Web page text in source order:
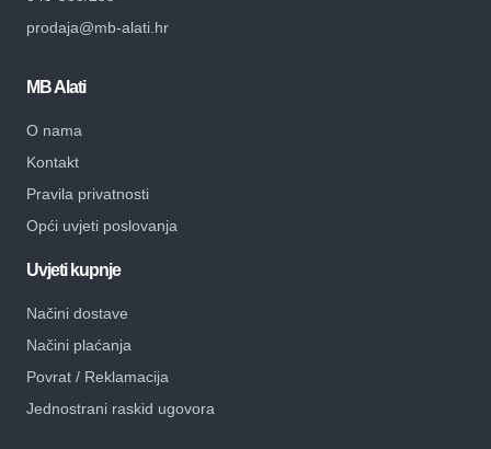
prodaja@mb-alati.hr
MB Alati
O nama
Kontakt
Pravila privatnosti
Opći uvjeti poslovanja
Uvjeti kupnje
Načini dostave
Načini plaćanja
Povrat / Reklamacija
Jednostrani raskid ugovora